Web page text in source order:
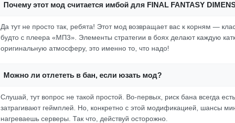
Почему этот мод считается имбой для FINAL FANTASY
Да тут не просто так, ребята! Этот мод возвращает вас к корням —
будто с плеера «МП3». Элементы стратегии в боях делают каждую
оригинальную атмосферу, это именно то, что надо!
Можно ли отлететь в бан, если юзать мод?
Слушай, тут вопрос не такой простой. Во-первых, риск бана всегда
затрагивают геймплей. Но, конкретно с этой модификацией, шансы
нагреваешь серверы. Так что, действуй осторожно.